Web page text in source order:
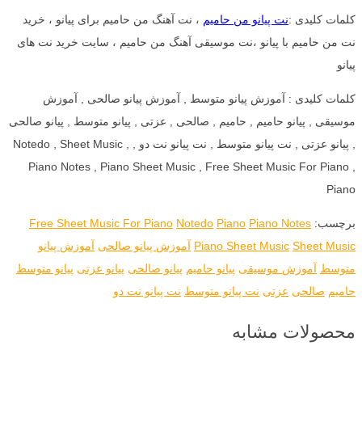
کلمات کلیدی :نت پیانو من حامیم ، نت آهنگ من حامیم برای پیانو ، خرید
نت من حامیم با پیانو ،نت موسیقی آهنگ من حامیم ، سایت خرید نت های
پیانو
کلمات کلیدی : آموزش پیانو متوسط , آموزش پیانو صالحی , آموزش
موسیقی , پیانو حامیم , حامیم , صالحی , عزتی , پیانو متوسط , پیانو صالحی
, پیانو عزتی , نت پیانو متوسط , نت پیانو نت دو , Notedo , Sheet Music ,
Piano Notes , Piano Sheet Music , Free Sheet Music For Piano ,
Piano
برچسب: Free Sheet Music For Piano Notedo Piano Piano Notes
Piano Sheet Music Sheet Music آموزش پیانو صالحی آموزش پیانو
متوسط آموزش موسیقی پیانو حامیم پیانو صالحی پیانو عزتی پیانو متوسط
حامیم صالحی عزتی نت پیانو متوسط نت پیانو نت دو
محصولات مشابه